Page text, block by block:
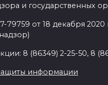
и государственных
от 18 декабря
8 (86349) 2-25-50, 8
информации